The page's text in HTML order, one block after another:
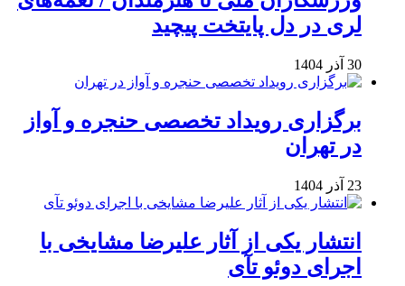
لری در دل پایتخت پیچید
30 آذر 1404
برگزاری رویداد تخصصی حنجره و آواز
در تهران
23 آذر 1404
انتشار یکی از آثار علیرضا مشایخی با
اجرای دوئو تآی